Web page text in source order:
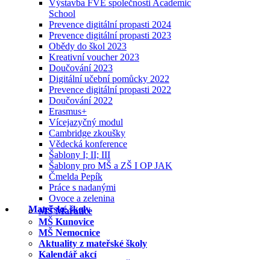
Výstavba FVE společnosti Academic
School
Prevence digitální propasti 2024
Prevence digitální propasti 2023
Obědy do škol 2023
Kreativní voucher 2023
Doučování 2023
Digitální učební pomůcky 2022
Prevence digitální propasti 2022
Doučování 2022
Erasmus+
Vícejazyčný modul
Cambridge zkoušky
Vědecká konference
Šablony I; II; III
Šablony pro MŠ a ZŠ I OP JAK
Čmelda Pepík
Práce s nadanými
Ovoce a zelenina
Mateřské školy
MŠ Mařatice
MŠ Kunovice
MŠ Nemocnice
Aktuality z mateřské školy
Kalendář akcí